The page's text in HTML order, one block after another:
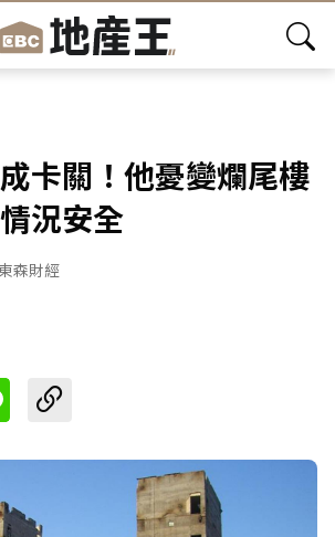
卡關！他憂變爛尾樓
況安全
森財經